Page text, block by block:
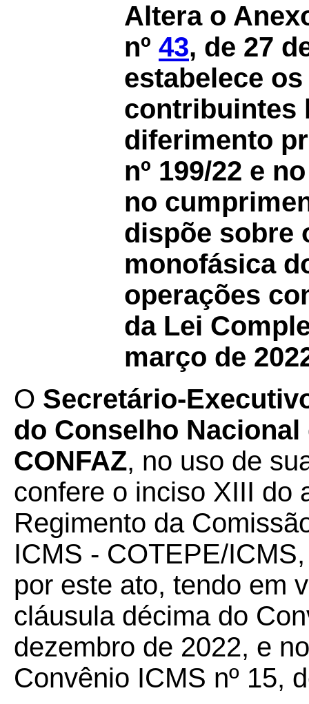
Altera o
nº 43, de 27
estabelece
contribuintes
diferimento
nº 199/22 e
no
dispõe sobre
monofásica
operações
da Lei
março de
O Secretário-
do Conselho
CONFAZ, no uso de
confere o inciso XIII do
Regimento da
ICMS - COTEPE/
por este ato, tendo em
cláusula décima do
dezembro de 2022, e
Convênio ICMS nº 15,